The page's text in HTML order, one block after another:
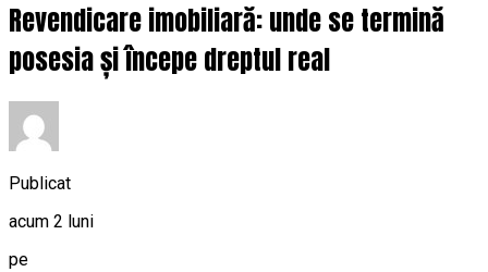
Revendicare imobiliară: unde se termină
posesia și începe dreptul real
Publicat
acum 2 luni
pe